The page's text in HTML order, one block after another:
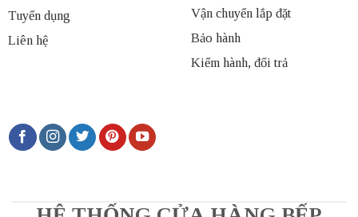
Tuyển dụng
Liên hệ
Vận chuyển lắp đặt
Bảo hành
Kiểm hành, đổi trả